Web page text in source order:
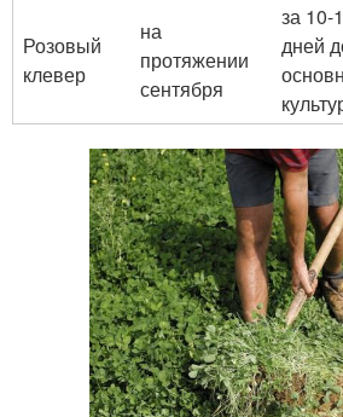
Розовый
клевер
на
протяжении
сентября
за 10-
дней